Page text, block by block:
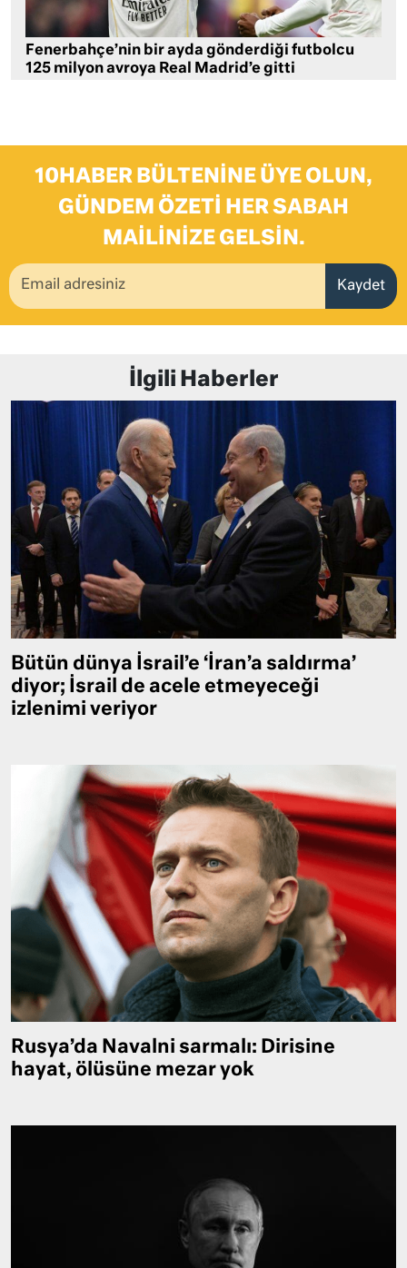
Fenerbahçe’nin bir ayda gönderdiği futbolcu
125 milyon avroya Real Madrid’e gitti
10HABER BÜLTENINE ÜYE OLUN,
GÜNDEM ÖZETI HER SABAH
MAILINIZE GELSIN.
Kaydet
İlgili Haberler
Bütün dünya İsrail’e ‘İran’a saldırma’
diyor; İsrail de acele etmeyeceği
izlenimi veriyor
Rusya’da Navalni sarmalı: Dirisine
hayat, ölüsüne mezar yok